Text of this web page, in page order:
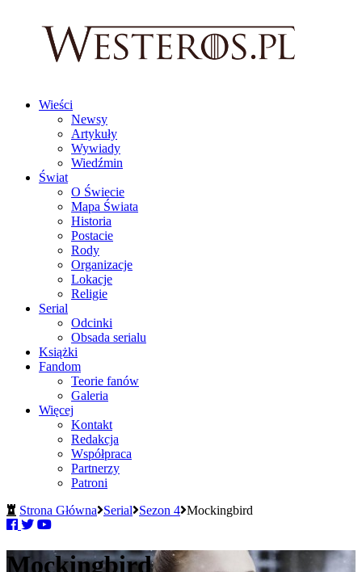
Wieści
Newsy
Artykuły
Wywiady
Wiedźmin
Świat
O Świecie
Mapa Świata
Historia
Postacie
Rody
Organizacje
Lokacje
Religie
Serial
Odcinki
Obsada serialu
Książki
Fandom
Teorie fanów
Galeria
Więcej
Kontakt
Redakcja
Współpraca
Partnerzy
Patroni
Strona Główna Serial Sezon 4 Mockingbird
Mockingbird